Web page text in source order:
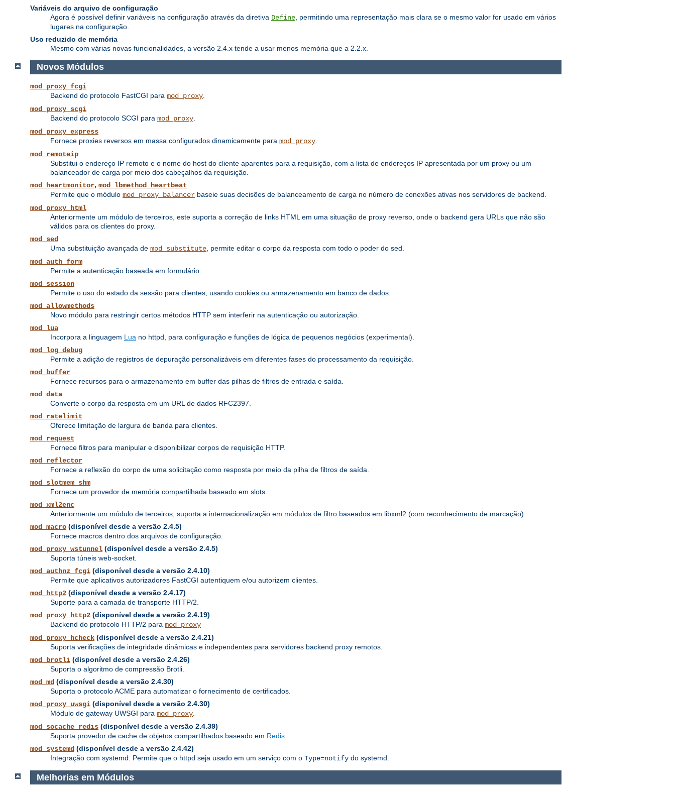
Variáveis do arquivo de configuração
Agora é possível definir variáveis na configuração através da diretiva Define , permitindo uma representação mais clara se o mesmo valor for usado em vários
lugares na configuração.
Uso reduzido de memória
Mesmo com várias novas funcionalidades, a versão 2.4.x tende a usar menos memória que a 2.2.x.
Novos Módulos
mod_proxy_fcgi
Backend do protocolo FastCGI para mod_proxy
mod_proxy_scgi
Backend do protocolo SCGI para mod_proxy
mod_proxy_express
Fornece proxies reversos em massa configurados dinamicamente para mod_proxy
mod_remoteip
Substitui o endereço IP remoto e o nome do host do cliente aparentes para a requisição, com a lista de endereços IP apresentada por um proxy ou um
balanceador de carga por meio dos cabeçalhos da requisição.
mod_heartmonitor, mod_lbmethod_heartbeat
Permite que o módulo mod_proxy_balancer baseie suas decisões de balanceamento de carga no número de conexões ativas nos servidores de backend.
mod_proxy_html
Anteriormente um módulo de terceiros, este suporta a correção de links HTML em uma situação de proxy reverso, onde o backend gera URLs que não são
válidos para os clientes do proxy.
mod_sed
Uma substituição avançada de mod_substitute , permite editar o corpo da resposta com todo o poder do sed.
mod_auth_form
Permite a autenticação baseada em formulário.
mod_session
Permite o uso do estado da sessão para clientes, usando cookies ou armazenamento em banco de dados.
mod_allowmethods
Novo módulo para restringir certos métodos HTTP sem interferir na autenticação ou autorização.
mod_lua
Incorpora a linguagem Lua no httpd, para configuração e funções de lógica de pequenos negócios (experimental).
mod_log_debug
Permite a adição de registros de depuração personalizáveis ​​em diferentes fases do processamento da requisição.
mod_buffer
Fornece recursos para o armazenamento em buffer das pilhas de filtros de entrada e saída.
mod_data
Converte o corpo da resposta em um URL de dados RFC2397.
mod_ratelimit
Oferece limitação de largura de banda para clientes.
mod_request
Fornece filtros para manipular e disponibilizar corpos de requisição HTTP.
mod_reflector
Fornece a reflexão do corpo de uma solicitação como resposta por meio da pilha de filtros de saída.
mod_slotmem_shm
Fornece um provedor de memória compartilhada baseado em slots.
mod_xml2enc
Anteriormente um módulo de terceiros, suporta a internacionalização em módulos de filtro baseados em libxml2 (com reconhecimento de marcação).
mod_macro (disponível desde a versão 2.4.5)
Fornece macros dentro dos arquivos de configuração.
mod_proxy_wstunnel (disponível desde a versão 2.4.5)
Suporta túneis web-socket.
mod_authnz_fcgi (disponível desde a versão 2.4.10)
Permite que aplicativos autorizadores FastCGI autentiquem e/ou autorizem clientes.
mod_http2 (disponível desde a versão 2.4.17)
Suporte para a camada de transporte HTTP/2.
mod_proxy_http2 (disponível desde a versão 2.4.19)
Backend do protocolo HTTP/2 para mod_proxy
mod_proxy_hcheck (disponível desde a versão 2.4.21)
Suporta verificações de integridade dinâmicas e independentes para servidores backend proxy remotos.
mod_brotli (disponível desde a versão 2.4.26)
Suporta o algoritmo de compressão Brotli.
mod_md (disponível desde a versão 2.4.30)
Suporta o protocolo ACME para automatizar o fornecimento de certificados.
mod_proxy_uwsgi (disponível desde a versão 2.4.30)
Módulo de gateway UWSGI para mod_proxy
mod_socache_redis (disponível desde a versão 2.4.39)
Suporta provedor de cache de objetos compartilhados baseado em Redis
mod_systemd (disponível desde a versão 2.4.42)
Integração com systemd. Permite que o httpd seja usado em um serviço com o Type=notify do systemd.
Melhorias em Módulos